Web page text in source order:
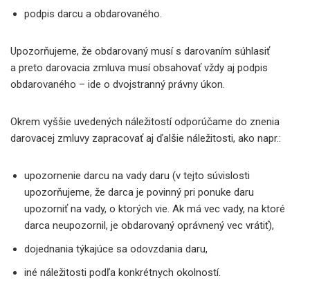
podpis darcu a obdarovaného.
Upozorňujeme, že obdarovaný musí s darovaním súhlasiť
a preto darovacia zmluva musí obsahovať vždy aj podpis
obdarovaného – ide o dvojstranný právny úkon.
Okrem vyššie uvedených náležitostí odporúčame do znenia
darovacej zmluvy zapracovať aj ďalšie náležitosti, ako napr.:
upozornenie darcu na vady daru (v tejto súvislosti
upozorňujeme, že darca je povinný pri ponuke daru
upozorniť na vady, o ktorých vie. Ak má vec vady, na ktoré
darca neupozornil, je obdarovaný oprávnený vec vrátiť),
dojednania týkajúce sa odovzdania daru,
iné náležitosti podľa konkrétnych okolností.